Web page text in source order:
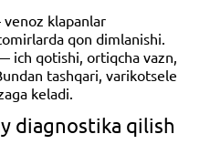
klapanlar
qon dimlanishi.
ich qotishi, ortiqcha vazn,
tashqari, varikotsele
keladi.
diagnostika qilish